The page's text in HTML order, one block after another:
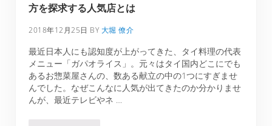
方を探求する人気店とは
2018年12月25日 BY 大堀 僚介
最近日本人にも認知度が上がってきた、タイ料理の代表
メニュー「ガパオライス」。元々はタイ国内どこにでも
あるお惣菜屋さんの、数ある献立の中の1つにすぎませ
んでした。なぜこんなに人気が出てきたのか分かりませ
んが、最近テレビやネ …